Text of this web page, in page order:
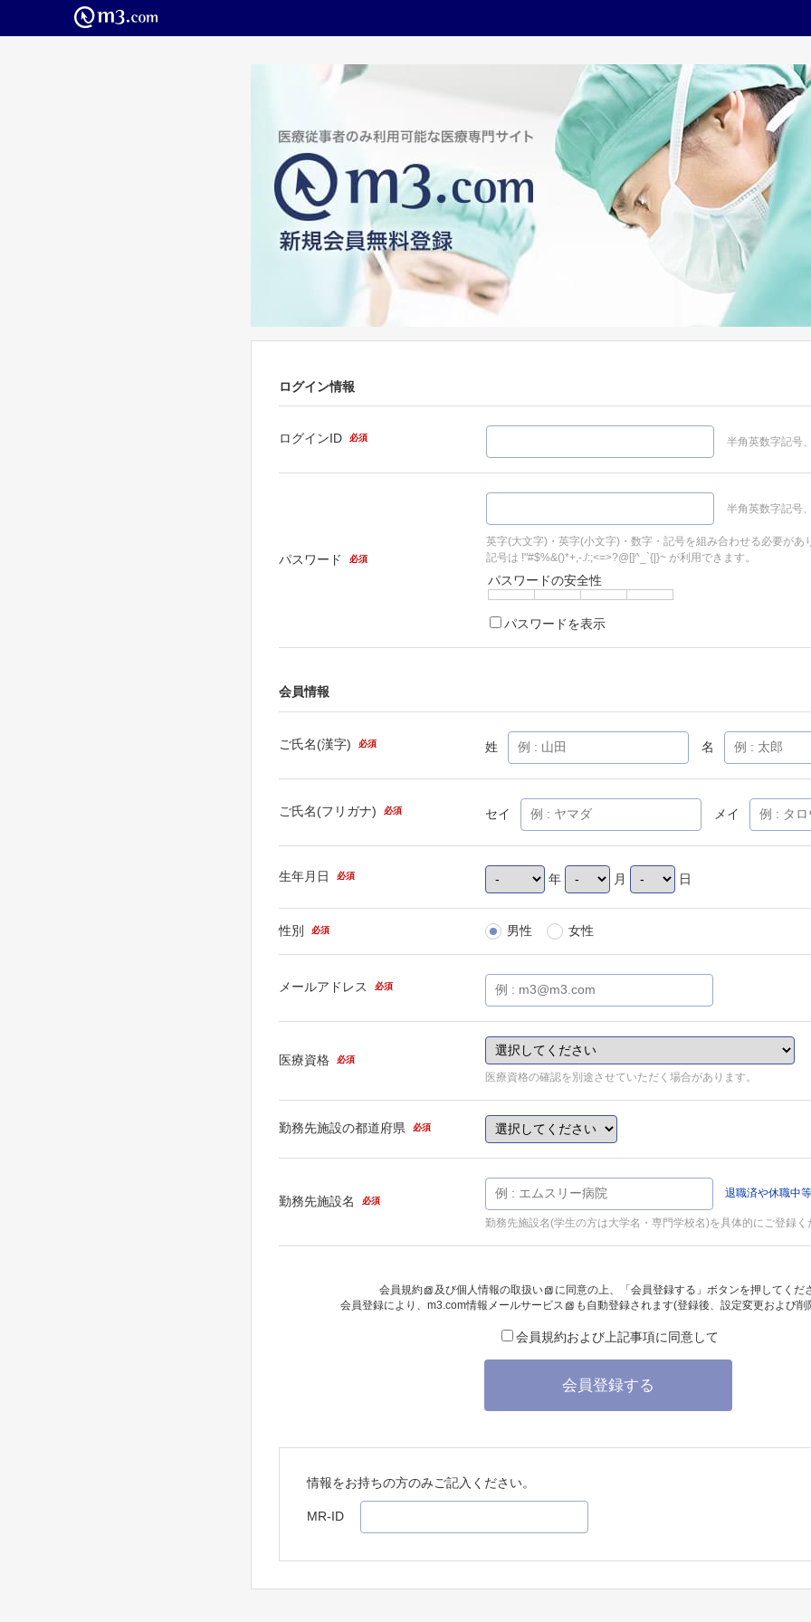
ログイン情報
ログインID 必須 半角英数字記号
パスワード 必須
半角英数字記号
英字(大文字)・英字(小文字)・数字・記号を組み合わせる必要があ
記号は !"#$%&()*+,-./:;<=>?@[]^_`{|}~ が利用できます。
パスワードの安全性
パスワードを表示
会員情報
ご氏名(漢字) 必須 姓 名
ご氏名(フリガナ) 必須 セイ メイ
生年月日 必須 年 月 日
性別 必須 男性 女性
メールアドレス 必須
医療資格 必須
医療資格の確認を別途させていただく場合があります。
勤務先施設の都道府県 必須
勤務先施設名 必須
退職済や休職中
勤務先施設名(学生の方は大学名・専門学校名)を具体的にご登録く
会員規約 及び個人情報の取扱い
に同意の上、「会員登録する」ボタンを押してくだ
会員登録により、 m3.com情報メールサービス も自動登録されます(登録後、設定変更および
会員規約および上記事項に同意して
会員登録する
情報をお持ちの方のみご記入ください。
MR-ID